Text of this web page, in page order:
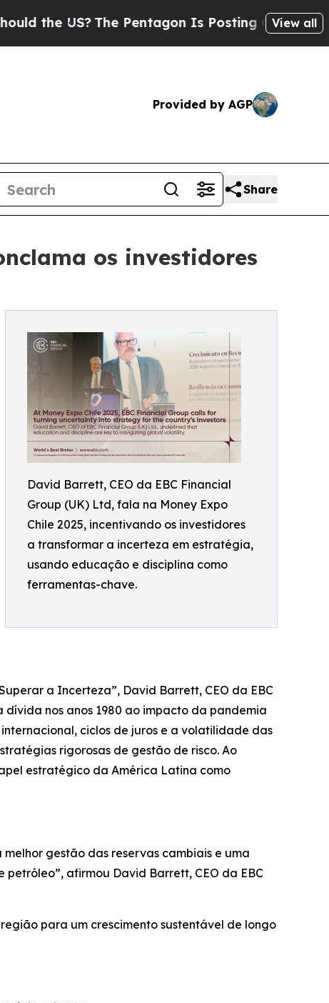
The Pentagon Is Posting Cryptic BiblicalView all
Provided by AGP
Share
os investidores
David Barrett, CEO da EBC Financial
Group (UK) Ltd, fala na Money Expo
Chile 2025, incentivando os investidores
a transformar a incerteza em estratégia,
usando educação e disciplina como
ferramentas-chave.
a Incerteza”, David Barrett, CEO da EBC
nos anos 1980 ao impacto da pandemia
ciclos de juros e a volatilidade das
rigorosas de gestão de risco. Ao
estratégico da América Latina como
gestão das reservas cambiais e uma
afirmou David Barrett, CEO da EBC
para um crescimento sustentável de longo